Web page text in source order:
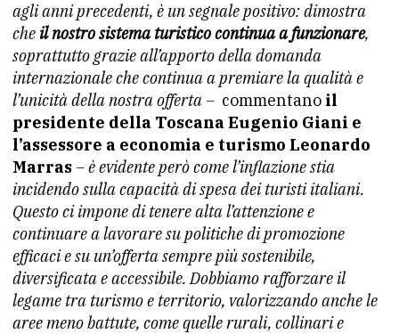
agli anni precedenti, è un segnale positivo: dimostra
che il nostro sistema turistico continua a funzionare,
soprattutto grazie all’apporto della domanda
internazionale che continua a premiare la qualità e
l’unicità della nostra offerta – commentano il
presidente della Toscana Eugenio Giani e
l’assessore a economia e turismo Leonardo
Marras– è evidente però come l’inflazione stia
incidendo sulla capacità di spesa dei turisti italiani.
Questo ci impone di tenere alta l’attenzione e
continuare a lavorare su politiche di promozione
efficaci e su un’offerta sempre più sostenibile,
diversificata e accessibile. Dobbiamo rafforzare il
legame tra turismo e territorio, valorizzando anche le
aree meno battute, come quelle rurali, collinari e